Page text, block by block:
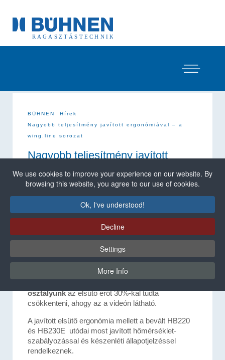
BÜHNEN
Hírek
Nagyobb teljesítmény javított ergonómiával – a
wing.line sorozat
Nagyobb teljesítmény javított
ergonómiával – a wing.line sorozat
Awing.linesorozattal egy új
terméksort mutatunk be. A
felhasználóinkkal szorosan
együttműködve a hangsúlyt a
munkafolyamatok határozott
javítására helyeztük. A kezdetet a
wing.line stickmechanikus forró-ragasztó pisztoly
osztályunkaz elsütő erőt 30%-kal tudta
csökkenteni, ahogy az a videón látható.
A javított elsütő ergonómia mellett a bevált HB220
és HB230E utódai most javított hőmérséklet-
szabályozással és készenléti állapotjelzéssel
rendelkeznek.
We use cookies to improve your experience on our website. By
browsing this website, you agree to our use of cookies.
Ok, I've understood!
Decline
Settings
More Info